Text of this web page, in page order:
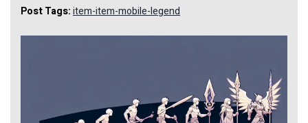
Post Tags:item-item-mobile-legend